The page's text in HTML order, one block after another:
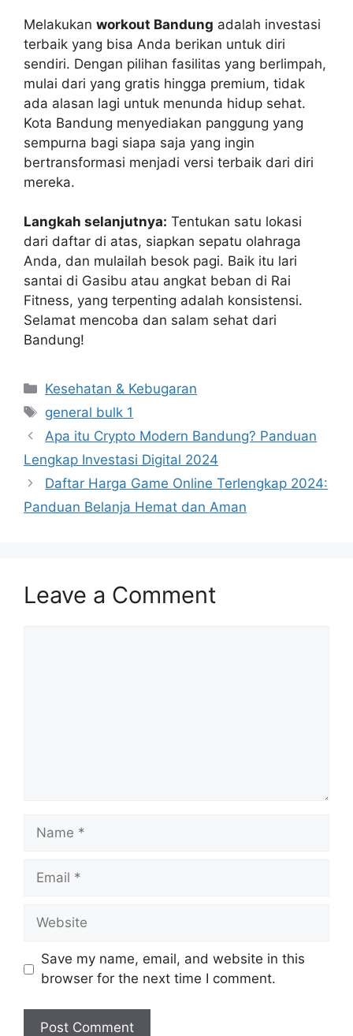
Melakukan workout Bandung adalah investasi
terbaik yang bisa Anda berikan untuk diri
sendiri. Dengan pilihan fasilitas yang berlimpah,
mulai dari yang gratis hingga premium, tidak
ada alasan lagi untuk menunda hidup sehat.
Kota Bandung menyediakan panggung yang
sempurna bagi siapa saja yang ingin
bertransformasi menjadi versi terbaik dari diri
mereka.
Langkah selanjutnya: Tentukan satu lokasi
dari daftar di atas, siapkan sepatu olahraga
Anda, dan mulailah besok pagi. Baik itu lari
santai di Gasibu atau angkat beban di Rai
Fitness, yang terpenting adalah konsistensi.
Selamat mencoba dan salam sehat dari
Bandung!
Categories
Kesehatan & Kebugaran
Tags
general bulk 1
Apa itu Crypto Modern Bandung? Panduan
Lengkap Investasi Digital 2024
Daftar Harga Game Online Terlengkap 2024:
Panduan Belanja Hemat dan Aman
Leave a Comment
Name
Email
Website
Save my name, email, and website in this
browser for the next time I comment.